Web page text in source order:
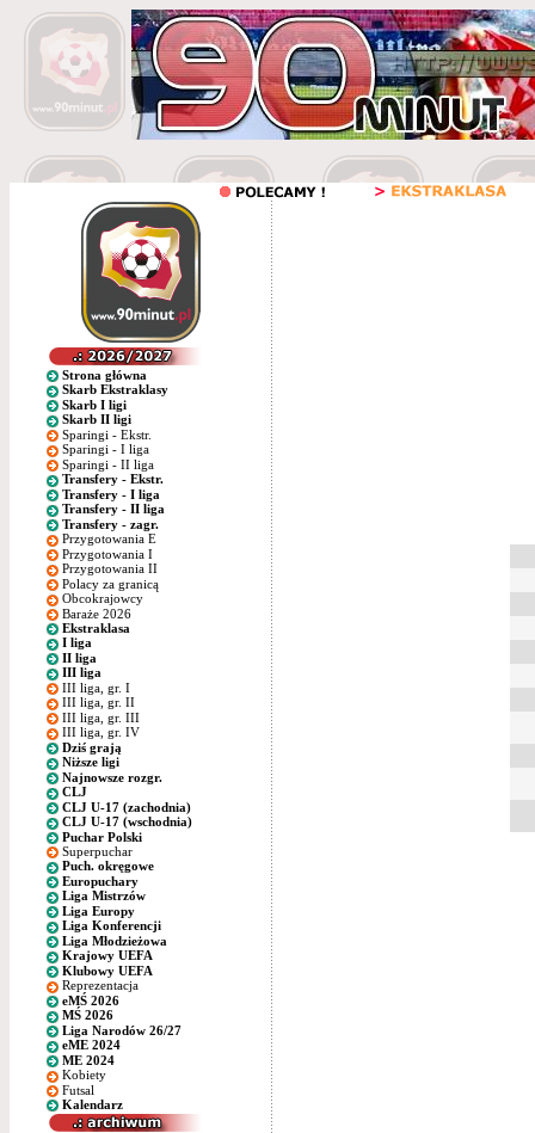
Strona główna
Skarb Ekstraklasy
Skarb I ligi
Skarb II ligi
Sparingi - Ekstr.
Sparingi - I liga
Sparingi - II liga
Transfery - Ekstr.
Transfery - I liga
Transfery - II liga
Transfery - zagr.
Przygotowania E
Przygotowania I
Przygotowania II
Polacy za granicą
Obcokrajowcy
Baraże 2026
Ekstraklasa
I liga
II liga
III liga
III liga, gr. I
III liga, gr. II
III liga, gr. III
III liga, gr. IV
Dziś grają
Niższe ligi
Najnowsze rozgr.
CLJ
CLJ U-17 (zachodnia)
CLJ U-17 (wschodnia)
Puchar Polski
Superpuchar
Puch. okręgowe
Europuchary
Liga Mistrzów
Liga Europy
Liga Konferencji
Liga Młodzieżowa
Krajowy UEFA
Klubowy UEFA
Reprezentacja
eMŚ 2026
MŚ 2026
Liga Narodów 26/27
eME 2024
ME 2024
Kobiety
Futsal
Kalendarz